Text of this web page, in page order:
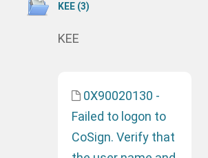
ΚΕΕ (3)
ΚΕΕ
0X90020130 -
Failed to logon to
CoSign. Verify that